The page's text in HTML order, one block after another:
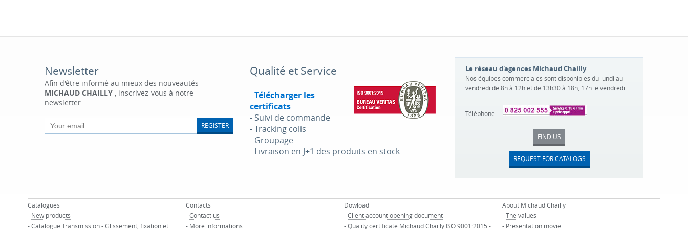
Newsletter
Afin d'être informé au mieux des nouveautés
MICHAUD CHAILLY, inscrivez-vous à notre
newsletter.
REGISTER
Qualité et Service
-Télécharger les
certificats
- Suivi de commande
- Tracking colis
- Groupage
- Livraison en J+1 des produits en stock
Le réseau d'agences Michaud Chailly
Nos équipes commerciales sont disponibles du lundi au
vendredi de 8h à 12h et de 13h30 à 18h, 17h le vendredi.
Téléphone :
FIND US
REQUEST FOR CATALOGS
Catalogues
- New products
-Catalogue Transmission - Glissement, fixation et
Contacts
-Contact us
- More informations
Dowload
-Client account opening document
-Quality certificate Michaud Chailly ISO 9001:2015 -
About Michaud Chailly
-The values
- Presentation movie